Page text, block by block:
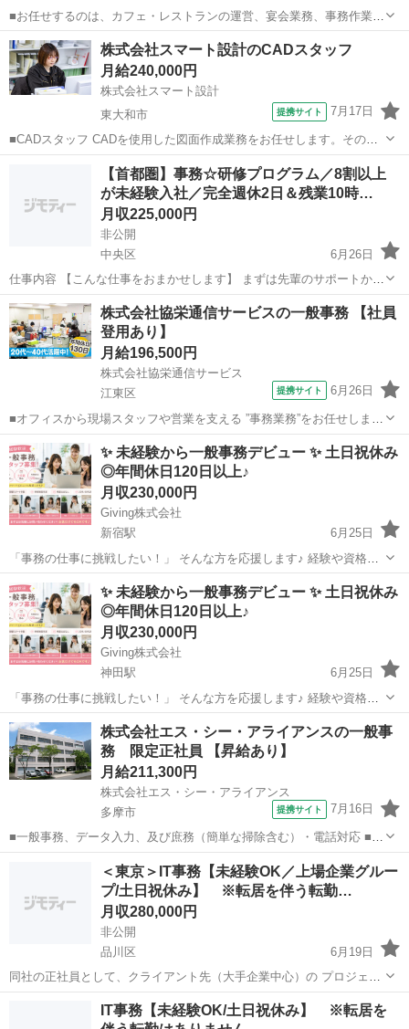
■お任せするのは、カフェ・レストランの運営、宴会業務、事務作業な
ど施設運営に関わるさまざまな業務。 毎日同じ仕事の繰り返しではな
く、多彩な経験を積めることが魅力です。 株式会社コナモーレは、羽
村市や地元企業の出資により設立さ...
東京 羽村市 一般事務
株式会社スマート設計のCADスタッフ
月給240,000円
株式会社スマート設計
東大和市
提携サイト 7月17日
■CADスタッフ CADを使用した図面作成業務をお任せします。その
他、書類作成、パソコン操作、電話応対等 ※CADは「WingNeo」を使
用しています。 ■月給210,000円～300,000円 ※給与幅は経験・能力・
東大和市 一般事務
【首都圏】事務☆研修プログラム／8割以上
が未経験入社／完全週休2日＆残業10時…
月収225,000円
非公開
中央区
6月26日
仕事内容 【こんな仕事をおまかせします】 まずは先輩のサポートから
始まるので安心！ ・設計図の修正や作成 ・パソコンを使った書類作成
・一般的な事務業務 ・電話対応 など ☆☆ゆくゆくは“CAD“を覚...
東京 中央区 一般事務 未経験
株式会社協栄通信サービスの一般事務 【社員
登用あり】
月給196,500円
株式会社協栄通信サービス
江東区
提携サイト 6月26日
■オフィスから現場スタッフや営業を支える ”事務業務”をお任せしま
す。 特別な知識は必要ありません！ まずは「できること」から少しず
つ覚えていけばOKです。 ＜具体的な業務内容＞ ■電話・問い合わせ対
応 お取引先や社内か...
東京 江東区 一般事務
✨ 未経験から一般事務デビュー ✨ 土日祝休み
◎年間休日120日以上♪
月収230,000円
Giving株式会社
新宿駅
6月25日
「事務の仕事に挑戦したい！」 そんな方を応援します♪ 経験や資格は
一切必要ありません！ 研修制度が整っているので、 未経験の方も安心
してスタートできます◎ ━━━━━━━━━━━━━━━━━━ 🌼...
東京 新宿区 新宿駅 一般事務
✨ 未経験から一般事務デビュー ✨ 土日祝休み
◎年間休日120日以上♪
月収230,000円
Giving株式会社
神田駅
6月25日
「事務の仕事に挑戦したい！」 そんな方を応援します♪ 経験や資格は
一切必要ありません！ 研修制度が整っているので、 未経験の方も安心
してスタートできます◎ ━━━━━━━━━━━━━━━━━━ 🌼...
東京 千代田区 神田駅
株式会社エス・シー・アライアンスの一般事
務 限定正社員 【昇給あり】
月給211,300円
株式会社エス・シー・アライアンス
多摩市
提携サイト 7月16日
■一般事務、データ入力、及び庶務（簡単な掃除含む）・電話対応 ■1
日6H：月給211,300円～ （基本給174,900円～＋固定残業代31,400円～
＋通信手当5,000円） 1日7H：月給240,400円～ （基本給20...
一般事務
＜東京＞IT事務【未経験OK／上場企業グルー
プ/土日祝休み】 ※転居を伴う転勤…
月収280,000円
非公開
品川区
6月19日
同社の正社員として、クライアント先（大手企業中心）の プロジェク
トに参加する常用型派遣に該当する働き方です。 ⼤型⼈事システム
「タレントパレット」の円滑の運⽤を ⽀えるサ...
一般事務 未経験
IT事務【未経験OK/土日祝休み】 ※転居を